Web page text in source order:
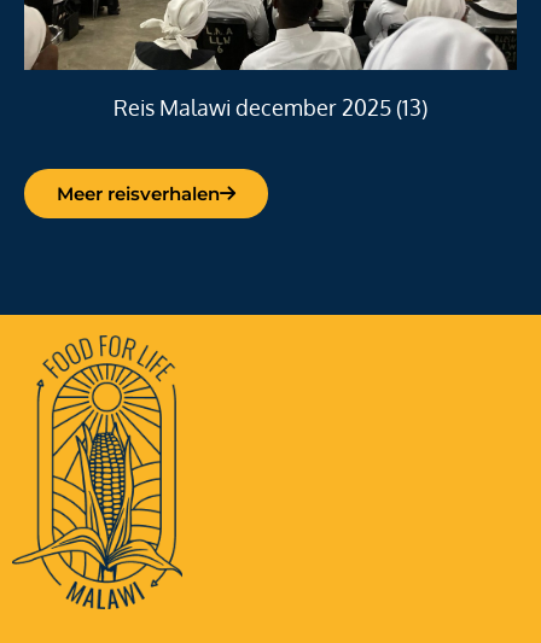
Reis Malawi december 2025 (13)
Meer reisverhalen